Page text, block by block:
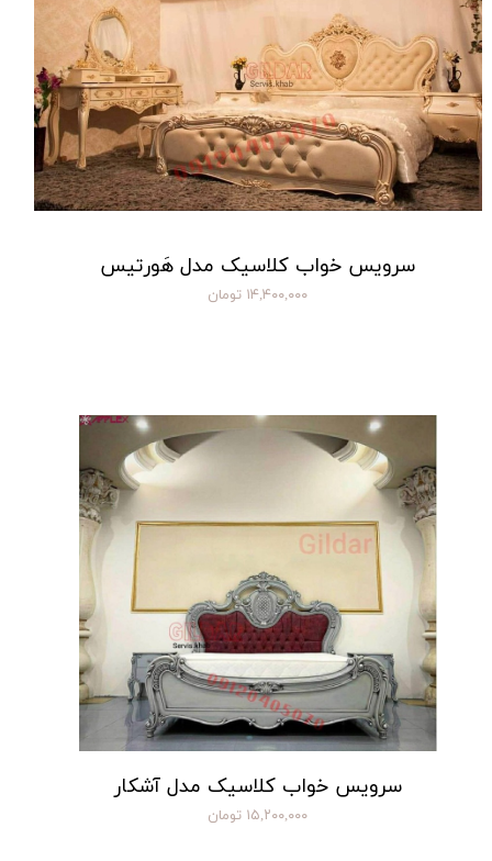
سرویس خواب کلاسیک مدل هَورتیس
۱۴,۴۰۰,۰۰۰ تومان
سرویس خواب کلاسیک مدل آشکار
۱۵,۲۰۰,۰۰۰ تومان